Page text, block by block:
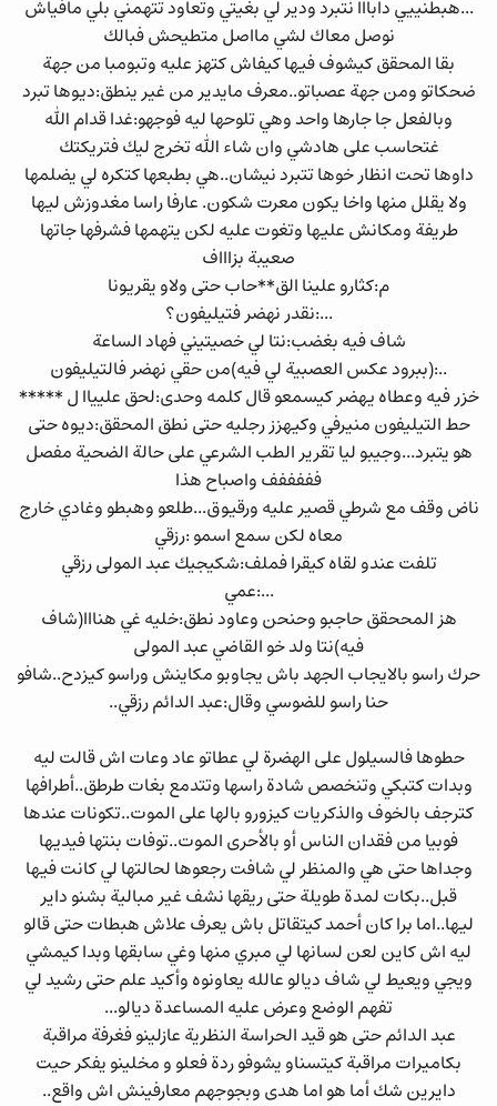
...هبطنييي دابااا نتبرد ودير لي بغيتي وتعاود تتهمني بلي مافياش
نوصل معاك لشي مااصل متطيحش فبالك
بقا المحقق كيشوف فيها كيفاش كتهز عليه وتبومبا من جهة
ضحكاتو ومن جهة عصباتو..معرف مايدير من غير ينطق:ديوها تبرد
وبالفعل جا جارها واحد وهي تلوحها ليه فوجهو:غدا قدام الله
غتحاسب على هادشي وان شاء الله تخرج ليك فتريكتك
داوها تحت انظار خوها تتبرد نيشان..هي بطبعها كتكره لي يضلمها
ولا يقلل منها واخا يكون معرت شكون. عارفا راسا مغدوزش ليها
طريفة ومكانش عليها وتغوت عليه لكن يتهمها فشرفها جاتها
صعيبة بزاااف
م:كثارو علينا الق**حاب حتى ولاو يقريونا
...:نقدر نهضر فتيليفون؟
شاف فيه بغضب:نتا لي خصيتيني فهاد الساعة
..:(ببرود عكس العصبية لي فيه)من حقي نهضر فالتيليفون
خزر فيه وعطاه يهضر كيسمعو قال كلمه وحدى:لحق عليياا ل *****
حط التيليفون منيرفي وكيهزز رجليه حتى نطق المحقق:ديوه حتى
هو يتبرد...وجيبو ليا تقرير الطب الشرعي على حالة الضحية مفصل
فففففف واصباح هذا
ناض وقف مع شرطي قصير عليه ورقيوق...طلعو وهبطو وغادي خارج
معاه لكن سمع اسمو :رزقي
تلفت عندو لقاه كيقرا فملف:شكيجيك عبد المولى رزقي
...:عمي
هز المححقق حاجبو وحنحن وعاود نطق:خليه غي هنااا(شاف
فيه)نتا ولد خو القاضي عبد المولى
حرك راسو بالايجاب الجهد باش يجاوبو مكاينش وراسو كيزدح..شافو
حنا راسو للضوسي وقال:عبد الدائم رزقي..
حطوها فالسيلول على الهضرة لي عطاتو عاد وعات اش قالت ليه
وبدات كتبكي وتنخصص شادة راسها وتتدمع بغات طرطق..أطرافها
كترجف بالخوف والذكريات كيزورو بالها على الموت..تكونات عندها
فوبيا من فقدان الناس أو بالأحرى الموت..توفات بنتها فيديها
وجداها حتى هي والمنظر لي شافت رجعوها لحالتها لي كانت فيها
قبل..بكات لمدة طويلة حتى ريقها نشف غير مبالية بشنو داير
ليها..اما برا كان أحمد كيتقاتل باش يعرف علاش هبطات حتى قالو
ليه اش كاين لعن لسانها لي مبري منها وغي سابقها وبدا كيمشي
ويجي ويعيط لي شاف ديالو عالله يعاونوه وأكيد علم حتى رشيد لي
تفهم الوضع وعرض عليه المساعدة ديالو...
عبد الدائم حتى هو قيد الحراسة النظرية عازلينو فغرفة مراقبة
بكاميرات مراقبة كيتسناو يشوفو ردة فعلو و مخلينو يفكر حيت
دايرين شك أما هو اما هدى وبجوجهم معارفينش اش واقع..